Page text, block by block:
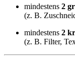
mindestens 2
(z. B.
mindestens 2
(z. B. Filter,